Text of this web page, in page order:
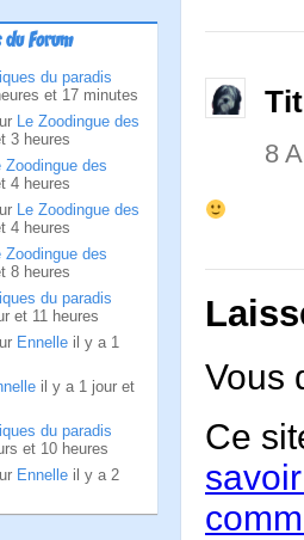
du Forum
du paradis
et 17 minutes
Le Zoodingue des
3 heures
Zoodingue des
4 heures
Le Zoodingue des
4 heures
Zoodingue des
8 heures
du paradis
et 11 heures
Ennelle il y a 1
il y a 1 jour et
du paradis
et 10 heures
Ennelle il y a 2
8
Vous
Ce